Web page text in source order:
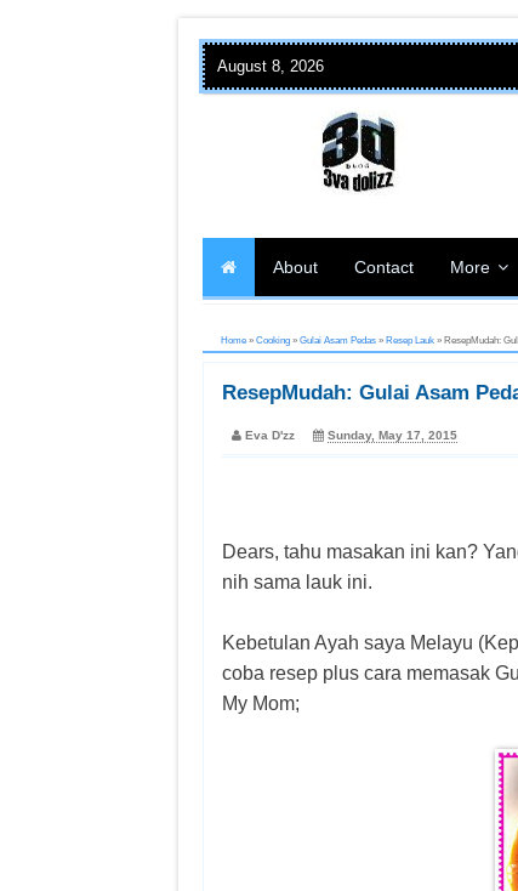
August 8, 2026
About Contact More
Home » Cooking » Gulai Asam Pedas » Resep Lauk » ResepMudah:
ResepMudah: Gulai Asam
Eva D'zz Sunday, May 17, 2015
Dears, tahu masakan ini kan?
nih sama lauk ini.
Kebetulan Ayah saya Melayu
coba resep plus cara memasak
My Mom;